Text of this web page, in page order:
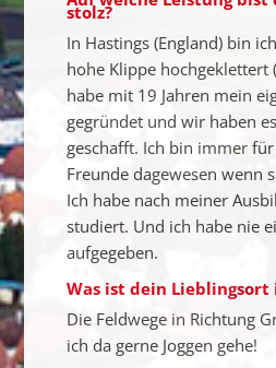
stolz?
In Hastings (England) bin
hohe Klippe hochgeklettert
habe mit 19 Jahren mein
gegründet und wir haben
geschafft. Ich bin immer
Freunde dagewesen wenn
Ich habe nach meiner
studiert. Und ich habe nie
aufgegeben.
Was ist dein Lieblingsort
Die Feldwege in Richtung
ich da gerne Joggen gehe!